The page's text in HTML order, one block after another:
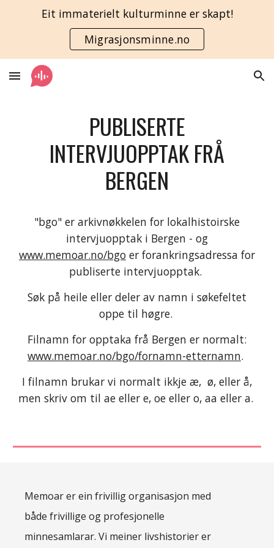
Skip to navigation
Eit immaterielt kulturminne er skapt!
Migrasjonsminne.no
PUBLISERTE
INTERVJUOPPTAK FRÅ
BERGEN
"bgo" er arkivnøkkelen for lokalhistoirske
intervjuopptak i Bergen - og
www.memoar.no/bgo er forankringsadressa for
publiserte intervjuopptak.
Søk på heile eller deler av namn i søkefeltet
oppe til høgre.
Filnamn for opptaka frå Bergen er normalt:
www.memoar.no/bgo/fornamn-etternamn.
I filnamn brukar vi normalt ikkje æ, ø, eller å,
men skriv om til ae eller e, oe eller o, aa eller a.
Memoar er ein frivillig organisasjon med
både frivillige og profesjonelle
minnesamlarar. Vi meiner livshistorier er